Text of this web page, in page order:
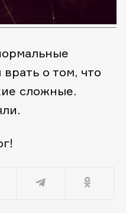
о том, что
сложные.